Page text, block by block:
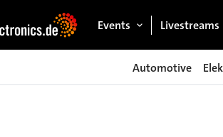
Events Livestreams
Automotive